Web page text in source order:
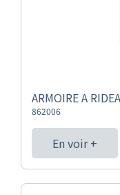
ARMOIRE A
862006
En voir +